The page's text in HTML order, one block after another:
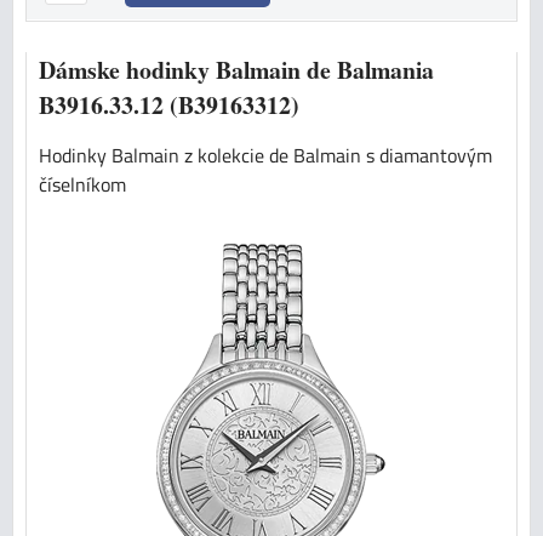
Dámske hodinky Balmain de Balmania
B3916.33.12 (B39163312)
Hodinky Balmain z kolekcie de Balmain s diamantovým
číselníkom